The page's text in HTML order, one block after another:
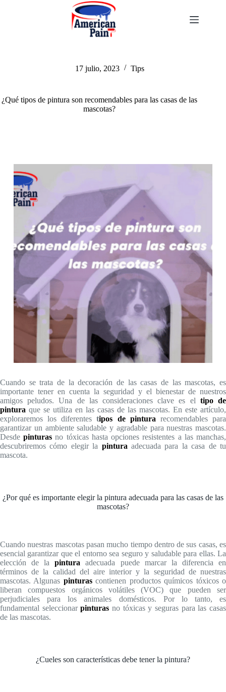
17 julio, 2023 Tips
¿Qué tipos de pintura son recomendables para las casas de las
mascotas?
Cuando se trata de la decoración de las casas de las mascotas, es
importante tener en cuenta la seguridad y el bienestar de nuestros
amigos peludos. Una de las consideraciones clave es el tipo de
pintura que se utiliza en las casas de las mascotas. En este artículo,
exploraremos los diferentes tipos de pintura recomendables para
garantizar un ambiente saludable y agradable para nuestras mascotas.
Desdepinturas no tóxicas hasta opciones resistentes a las manchas,
descubriremos cómo elegir la pintura adecuada para la casa de tu
mascota.
¿Por qué es importante elegir la pintura adecuada para las casas de las
mascotas?
Cuando nuestras mascotas pasan mucho tiempo dentro de sus casas, es
esencial garantizar que el entorno sea seguro y saludable para ellas. La
elección de lapintura adecuada puede marcar la diferencia en
términos de la calidad del aire interior y la seguridad de nuestras
mascotas. Algunas pinturas contienen productos químicos tóxicos o
liberan compuestos orgánicos volátiles (VOC) que pueden ser
perjudiciales para los animales domésticos. Por lo tanto, es
fundamental seleccionarpinturas no tóxicas y seguras para las casas
de las mascotas.
¿Cueles son características debe tener la pintura?